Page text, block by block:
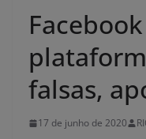
falsas,
17 de junho de 2020